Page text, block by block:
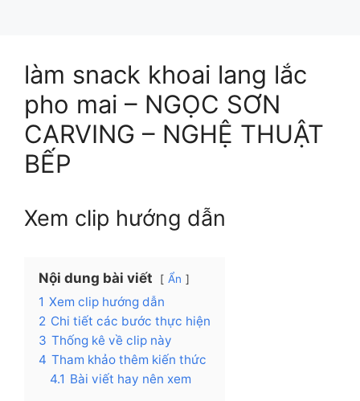
làm snack khoai lang lắc
pho mai – NGỌC SƠN
CARVING – NGHỆ THUẬT
BẾP
Xem clip hướng dẫn
Nội dung bài viết Ẩn
1 Xem clip hướng dẫn
2 Chi tiết các bước thực hiện
3 Thống kê về clip này
4 Tham khảo thêm kiến thức
4.1 Bài viết hay nên xem